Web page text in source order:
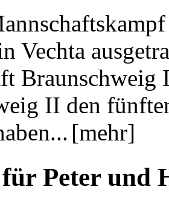
Vechta
II den
[mehr]
Peter und